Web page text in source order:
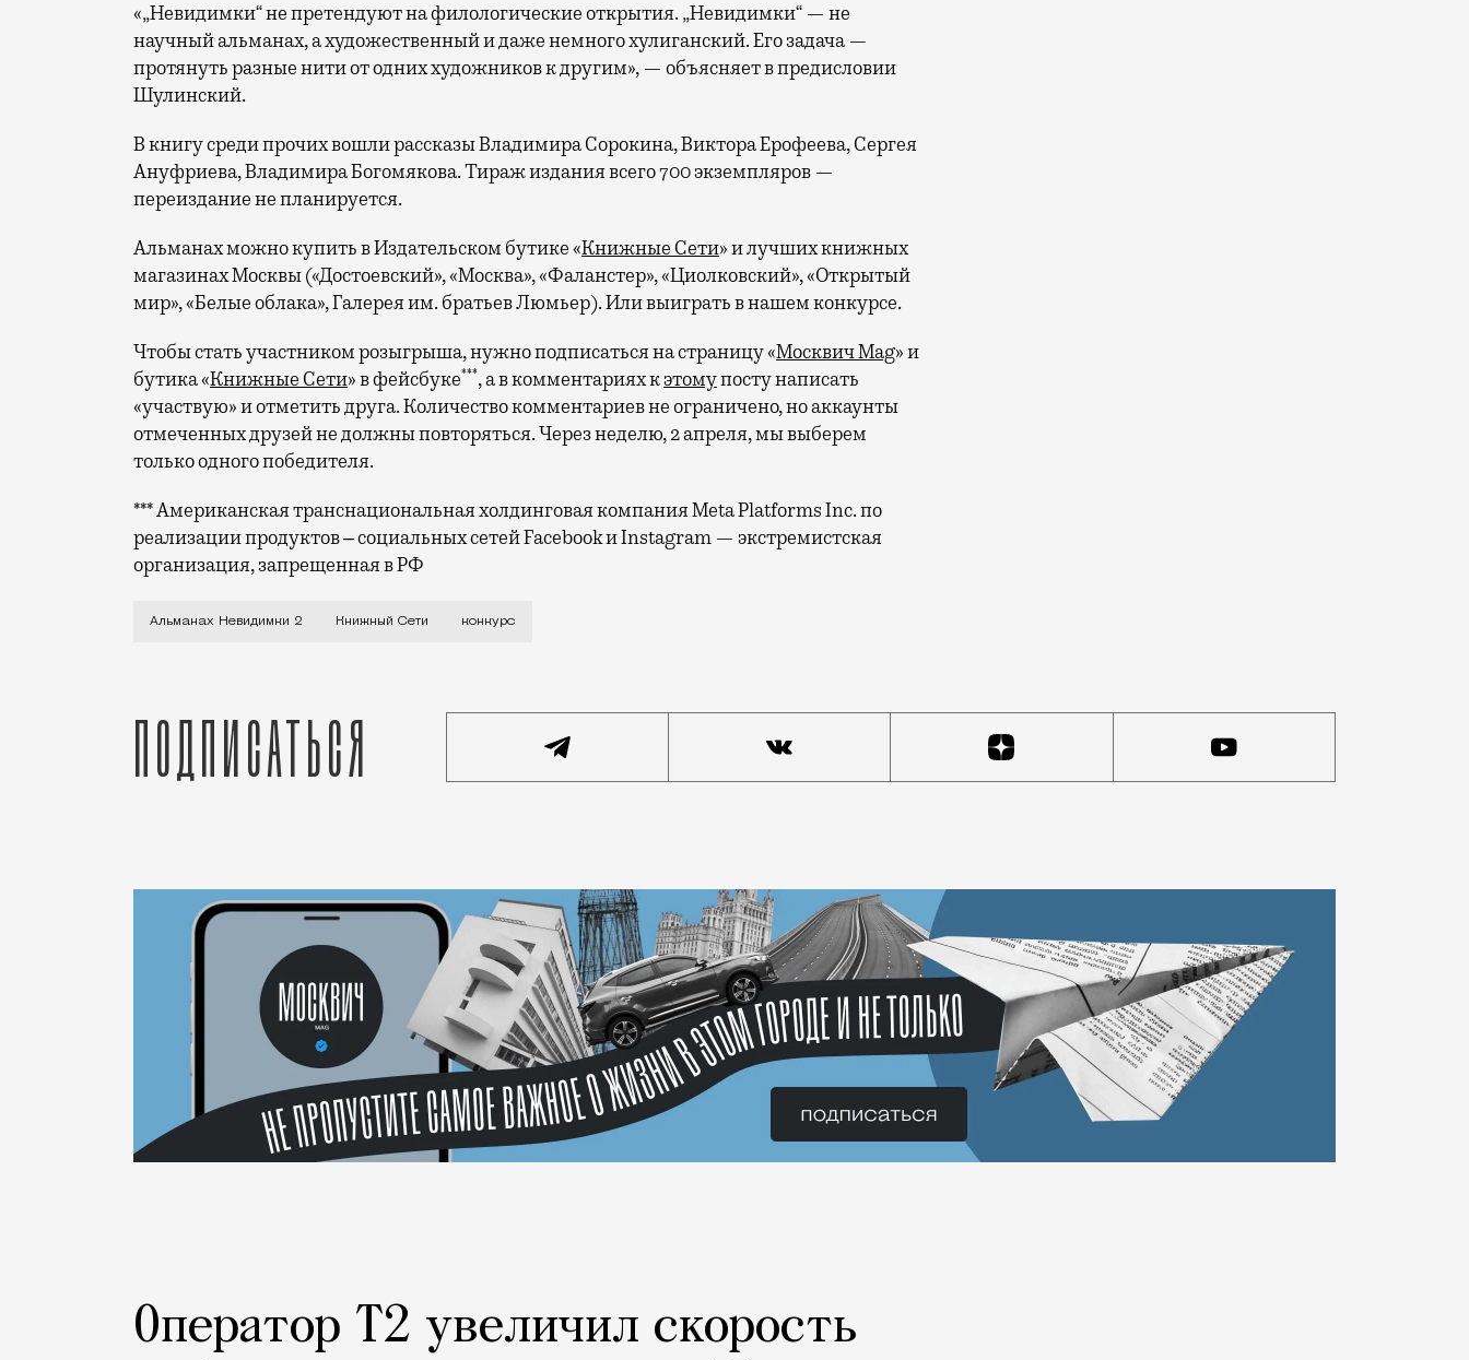
«„Невидимки“ не претендуют на филологические открытия. „Невидимки“ — не
научный альманах, а художественный и даже немного хулиганский. Его задача —
протянуть разные нити от одних художников к другим», — объясняет в предисловии
Шулинский.
В книгу среди прочих вошли рассказы Владимира Сорокина, Виктора Ерофеева, Сергея
Ануфриева, Владимира Богомякова. Тираж издания всего 700 экземпляров —
переиздание не планируется.
Альманах можно купить в Издательском бутике «Книжные Сети» и лучших книжных
магазинах Москвы («Достоевский», «Москва», «Фаланстер», «Циолковский», «Открытый
мир», «Белые облака», Галерея им. братьев Люмьер). Или выиграть в нашем конкурсе.
Чтобы стать участником розыгрыша, нужно подписаться на страницу «Москвич Mag» и
бутика «Книжные Сети» в фейсбуке***, а в комментариях кэтомупосту написать
«участвую» и отметить друга. Количество комментариев не ограничено, но аккаунты
отмеченных друзей не должны повторяться. Через неделю, 2 апреля, мы выберем
только одного победителя.
*** Американская транснациональная холдинговая компания Meta Platforms Inc. по
реализации продуктов ‒ социальных сетей Facebook и Instagram — экстремистская
организация, запрещенная в РФ
Альманах Невидимки 2 Книжный Сети конкурс
Подписаться
Оператор Т2 увеличил скорость